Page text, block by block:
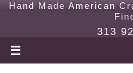
Hand Made American
313